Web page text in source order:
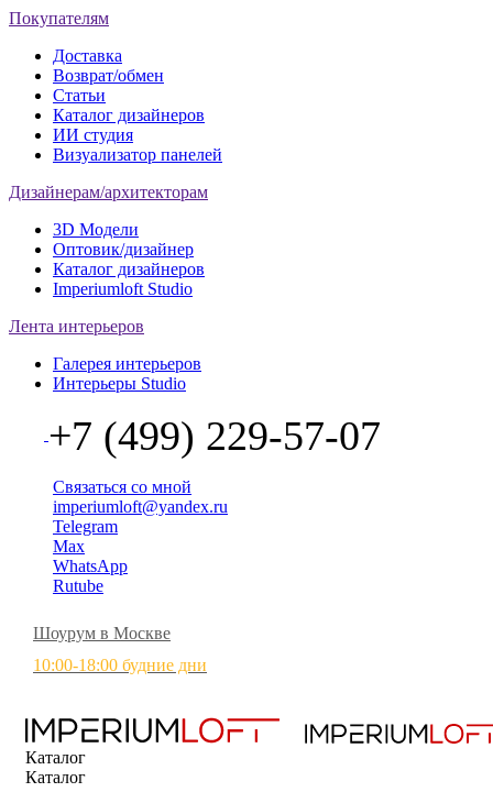
Покупателям
Доставка
Возврат/обмен
Статьи
Каталог дизайнеров
ИИ студия
Визуализатор панелей
Дизайнерам/архитекторам
3D Модели
Оптовик/дизайнер
Каталог дизайнеров
Imperiumloft Studio
Лента интерьеров
Галерея интерьеров
Интерьеры Studio
+7 (499) 229-57-07
Связаться со мной
imperiumloft@yandex.ru
Telegram
Max
WhatsApp
Rutube
Шоурум в Москве
10:00-18:00 будние дни
Каталог
Каталог